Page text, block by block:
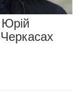
Юрій